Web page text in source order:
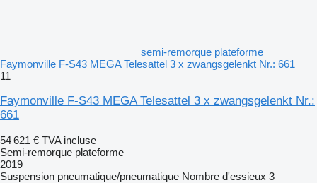
semi-remorque plateforme
Faymonville F-S43 MEGA Telesattel 3 x zwangsgelenkt Nr.: 661
11
Faymonville F-S43 MEGA Telesattel 3 x zwangsgelenkt Nr.:
661
54 621 € TVA incluse
Semi-remorque plateforme
2019
Suspension pneumatique/pneumatique Nombre d'essieux 3